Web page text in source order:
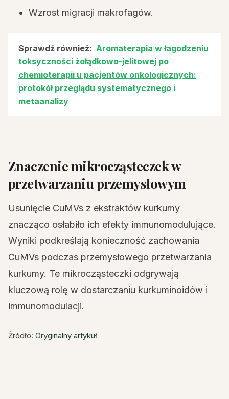
Wzrost migracji makrofagów.
Sprawdź również: Aromaterapia w łagodzeniu
toksyczności żołądkowo-jelitowej po
chemioterapii u pacjentów onkologicznych:
protokół przeglądu systematycznego i
metaanalizy
Znaczenie mikrocząsteczek w
przetwarzaniu przemysłowym
Usunięcie CuMVs z ekstraktów kurkumy
znacząco osłabiło ich efekty immunomodulujące.
Wyniki podkreślają konieczność zachowania
CuMVs podczas przemysłowego przetwarzania
kurkumy. Te mikrocząsteczki odgrywają
kluczową rolę w dostarczaniu kurkuminoidów i
immunomodulacji.
Źródło: Oryginalny artykuł